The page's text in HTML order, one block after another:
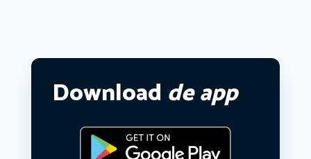
Download de app